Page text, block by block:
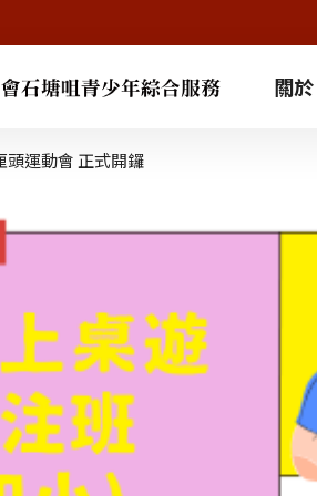
關於
頭運動會 正式開鑼